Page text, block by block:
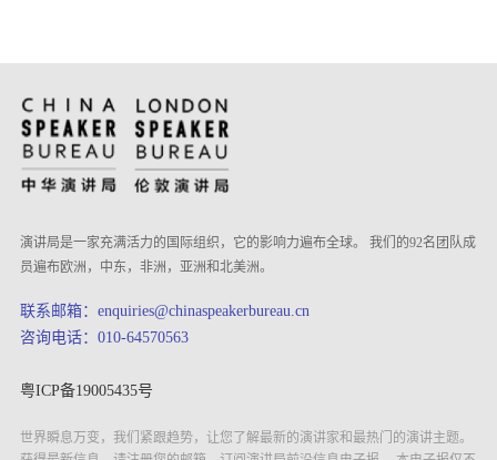
演讲局是一家充满活力的国际组织，它的影响力遍布全球。 我们的92名团队成
员遍布欧洲，中东，非洲，亚洲和北美洲。
联系邮箱：enquiries@chinaspeakerbureau.cn
咨询电话：010-64570563
粤ICP备19005435号
世界瞬息万变，我们紧跟趋势，让您了解最新的演讲家和最热门的演讲主题。